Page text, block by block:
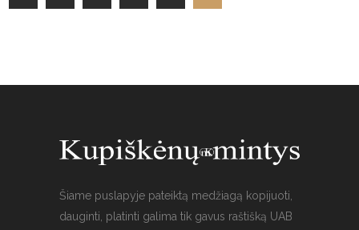
Šiame puslapyje pateiktą medžiagą kopijuoti,
dauginti, platinti galima tik gavus raštišką UAB